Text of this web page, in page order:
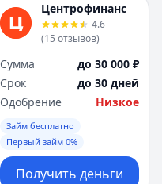
Центрофинанс
4.6
(15 отзывов)
Сумма
до 30 000 ₽
Срок
до 30 дней
Одобрение
Низкое
Займ бесплатно
Первый займ 0%
Получить деньги